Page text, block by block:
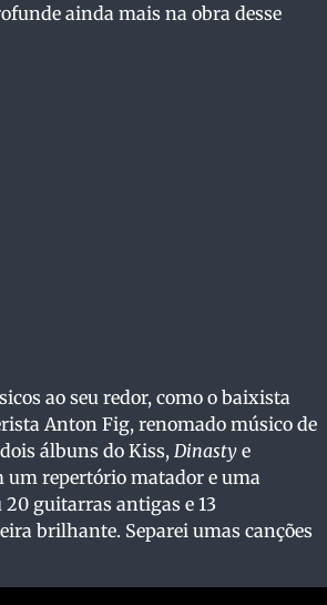
ainda mais na obra desse
ao seu redor, como o baixista
Anton Fig, renomado músico de
álbuns do Kiss, Dinasty e
um repertório matador e uma
20 guitarras antigas e 13
brilhante. Separei umas canções